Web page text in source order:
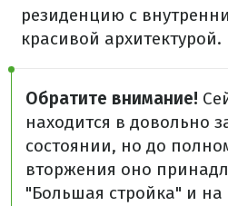
резиденцию с
красивой архитектурой.
Обратите внимание!
находится в довольно
состоянии, но до
вторжения оно
"Большая стройка" и на